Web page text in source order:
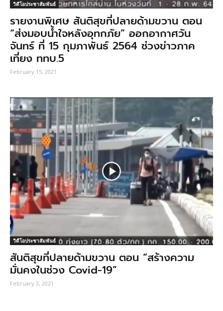
วิดีโอประชาสัมพันธ์
รายงานพิเศษ สันติสุขที่ปลายด้ามขวาน ตอน
“ส่งมอบน้ำใจหลังอุทกภัย” ออกอากาศวัน
จันทร์ ที่ 15 กุมภาพันธ์ 2564 ช่วงข่าวภาค
เที่ยง ททบ.5
February 15, 2021
วิดีโอประชาสัมพันธ์
สันติสุขที่ปลายด้ามขวาน ตอน “สร้างความ
มั่นคงในช่วง Covid-19”
February 3, 2021